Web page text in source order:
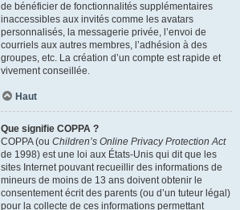
de bénéficier de fonctionnalités supplémentaires
inaccessibles aux invités comme les avatars
personnalisés, la messagerie privée, l’envoi de
courriels aux autres membres, l’adhésion à des
groupes, etc. La création d’un compte est rapide et
vivement conseillée.
Haut
Que signifie COPPA ?
COPPA (ou Children’s Online Privacy Protection Act
de 1998) est une loi aux États-Unis qui dit que les
sites Internet pouvant recueillir des informations de
mineurs de moins de 13 ans doivent obtenir le
consentement écrit des parents (ou d’un tuteur légal)
pour la collecte de ces informations permettant